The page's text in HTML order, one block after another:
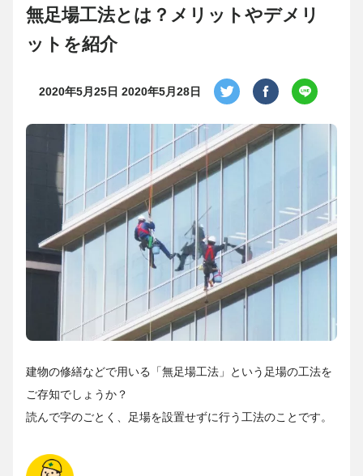
無足場工法とは？メリットやデメリ
ットを紹介
2020年5月25日 2020年5月28日
建物の修繕などで用いる「無足場工法」という足場の工法を
ご存知でしょうか？
読んで字のごとく、足場を設置せずに行う工法のことです。